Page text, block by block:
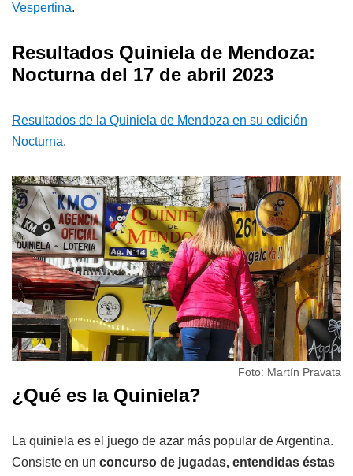
Vespertina.
Resultados Quiniela de Mendoza:
Nocturna del 17 de abril 2023
Resultados de la Quiniela de Mendoza en su edición
Nocturna.
Foto: Martín Pravata
¿Qué es la Quiniela?
La quiniela es el juego de azar más popular de Argentina.
Consiste en un concurso de jugadas, entendidas éstas